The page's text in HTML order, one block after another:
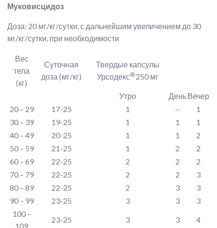
Муковисцидоз
Доза: 20 мг/кг/сутки, с дальнейшим увеличением до 30
мг/кг/сутки, при необходимости
Вес
тела
(кг)
Суточная
доза (мг/кг)
Твердые капсулы
Урсодекс® 250 мг
Утро ДеньВечер
20 – 29
17-25 1 --
1
30 – 39
19-25 1 1
1
40 – 49
20-25 1 1
2
50 – 59
21-25 1 2
2
60 – 69
22-25 2 2
2
70 – 79
22-25 2 2
3
80 – 89
22-25 2 3
3
90 – 99
23-25 3 3
3
100 –
109
23-25 3 3 4